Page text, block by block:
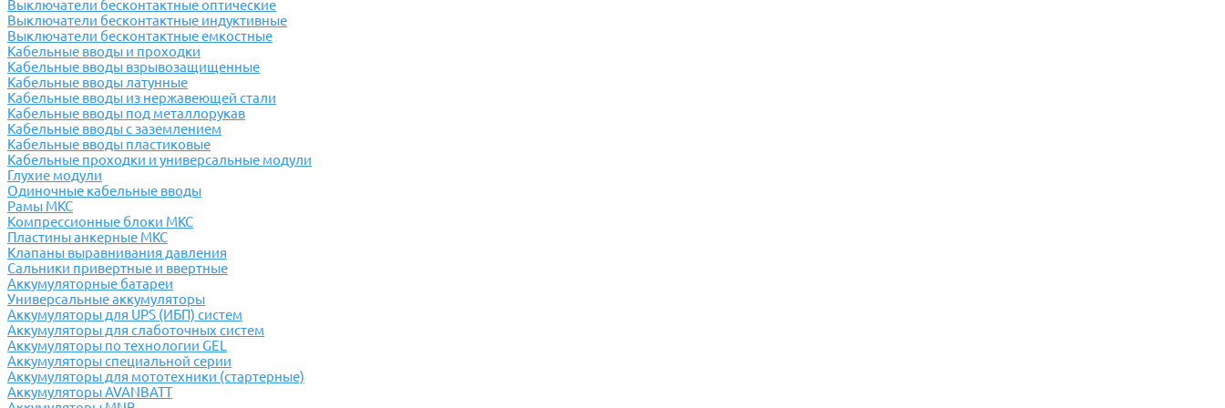
Выключатели бесконтактные оптические
Выключатели бесконтактные индуктивные
Выключатели бесконтактные емкостные
Кабельные вводы и проходки
Кабельные вводы взрывозащищенные
Кабельные вводы латунные
Кабельные вводы из нержавеющей стали
Кабельные вводы под металлорукав
Кабельные вводы с заземлением
Кабельные вводы пластиковые
Кабельные проходки и универсальные модули
Глухие модули
Одиночные кабельные вводы
Рамы МКС
Компрессионные блоки МКС
Пластины анкерные МКС
Клапаны выравнивания давления
Сальники привертные и ввертные
Аккумуляторные батареи
Универсальные аккумуляторы
Аккумуляторы для UPS (ИБП) систем
Аккумуляторы для слаботочных систем
Аккумуляторы по технологии GEL
Аккумуляторы специальной серии
Аккумуляторы для мототехники (стартерные)
Аккумуляторы AVANBATT